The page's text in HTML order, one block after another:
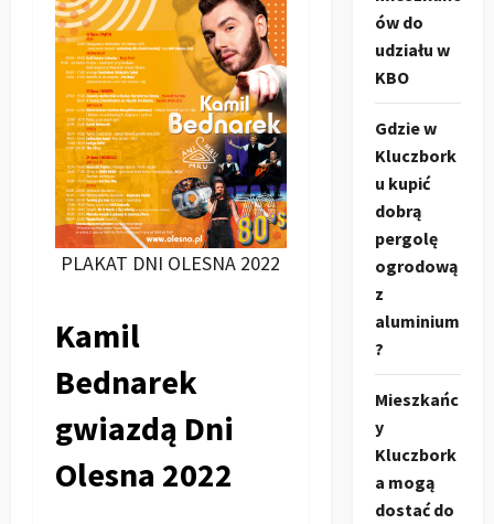
PLAKAT DNI OLESNA 2022
Kamil
Bednarek
gwiazdą Dni
Olesna 2022
ów do
udziału w
KBO
Gdzie w
Kluczbork
u kupić
dobrą
pergolę
ogrodową
z
aluminium
?
Mieszkańc
y
Kluczbork
a mogą
dostać do